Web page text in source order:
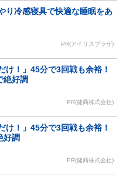
り冷感寝具で快適な睡眠をあ
PR(アイリスプラザ)
け！」45分で3回戦も余裕！
絶好調
PR(健商株式会社)
け！」45分で3回戦も余裕！
好調
PR(健商株式会社)